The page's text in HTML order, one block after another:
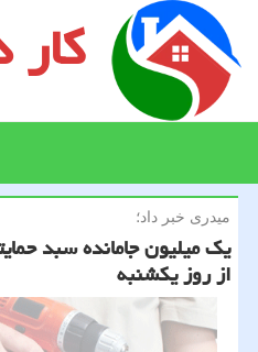
میدری خبر داد؛
یك میلیون جامانده سبد
از روز یكشنبه